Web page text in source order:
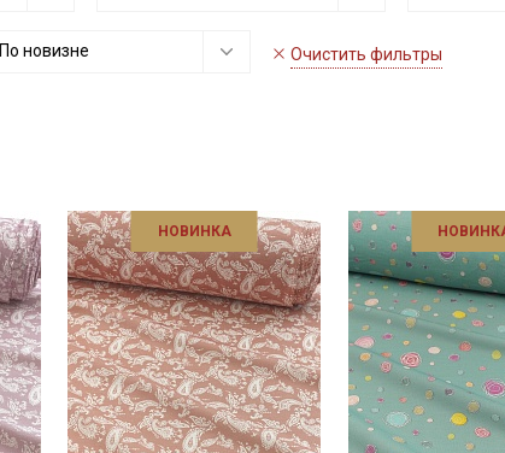
По новизне Очистить фильтры
НОВИНКА